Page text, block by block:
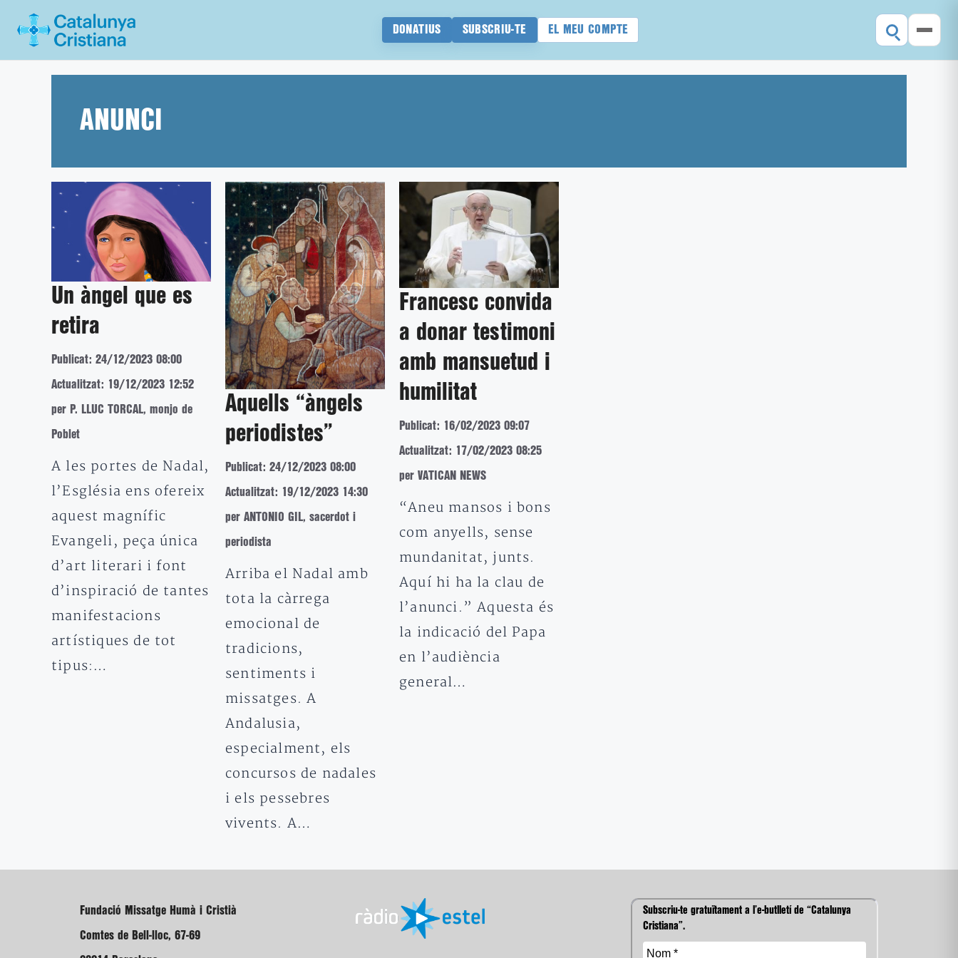
DONATIUS SUBSCRIU-TE EL MEU COMPTE
ANUNCI
Un àngel que es
retira
Publicat: 24/12/2023 08:00
Actualitzat: 19/12/2023 12:52
per P. LLUC TORCAL, monjo de
Poblet
A les portes de Nadal,
l’Església ens ofereix
aquest magnífic
Evangeli, peça única
d’art literari i font
d’inspiració de tantes
manifestacions
artístiques de tot
tipus:…
Aquells “àngels
periodistes”
Publicat: 24/12/2023 08:00
Actualitzat: 19/12/2023 14:30
per ANTONIO GIL, sacerdot i
periodista
Arriba el Nadal amb
tota la càrrega
emocional de
tradicions,
sentiments i
missatges. A
Andalusia,
especialment, els
concursos de nadales
i els pessebres
vivents. A…
Francesc convida
a donar testimoni
amb mansuetud i
humilitat
Publicat: 16/02/2023 09:07
Actualitzat: 17/02/2023 08:25
per VATICAN NEWS
“Aneu mansos i bons
com anyells, sense
mundanitat, junts.
Aquí hi ha la clau de
l’anunci.” Aquesta és
la indicació del Papa
en l’audiència
general…
Fundació Missatge Humà i Cristià
Comtes de Bell-lloc, 67-69
Subscriu-te gratuïtament a l’e-butlletí de “Catalunya
Cristiana”.